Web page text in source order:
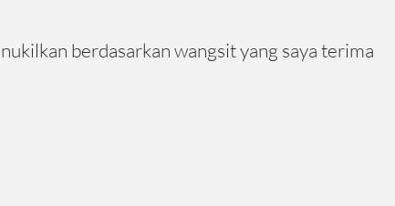
berdasarkan wangsit yang saya terima